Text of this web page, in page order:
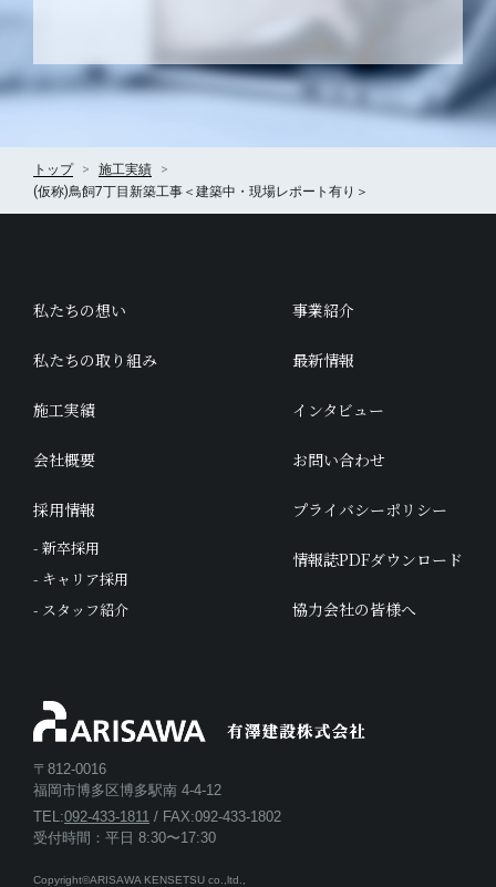
トップ
施工実績
(仮称)鳥飼7丁目新築工事＜建築中・現場レポート有り＞
私たちの想い
私たちの取り組み
施工実績
会社概要
採用情報
- 新卒採用
- キャリア採用
- スタッフ紹介
事業紹介
最新情報
インタビュー
お問い合わせ
プライバシーポリシー
情報誌PDFダウンロード
協力会社の皆様へ
〒812-0016
福岡市博多区博多駅南 4-4-12
TEL:092-433-1811 / FAX:092-433-1802
受付時間：平日 8:30〜17:30
Copyright©ARISAWA KENSETSU co.,ltd.,